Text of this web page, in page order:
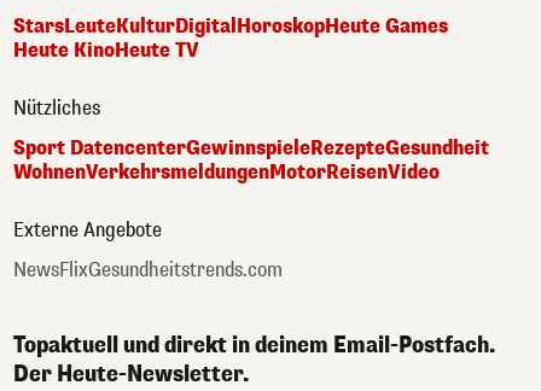
StarsLeuteKulturDigitalHoroskopHeute Games
Heute KinoHeute TV
Nützliches
Sport DatencenterGewinnspieleRezepteGesundheit
WohnenVerkehrsmeldungenMotorReisenVideo
Externe Angebote
NewsFlixGesundheitstrends.com
Topaktuell und direkt in deinem Email-Postfach.
Der Heute-Newsletter.